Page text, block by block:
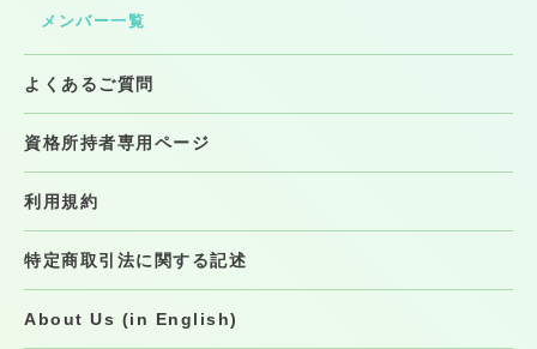
メンバー一覧
よくあるご質問
資格所持者専用ページ
利用規約
特定商取引法に関する記述
About Us (in English)